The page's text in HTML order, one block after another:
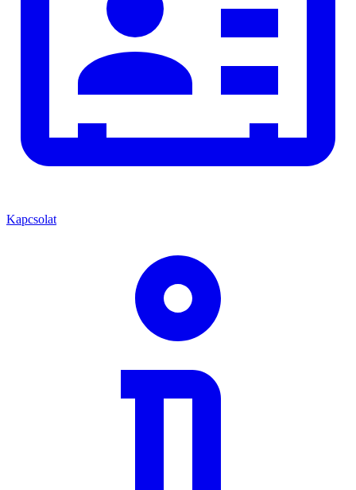
Kapcsolat